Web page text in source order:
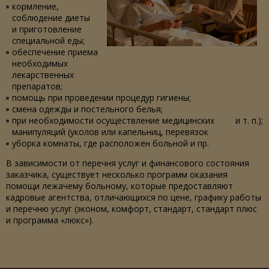
кормление,
соблюдение диеты
и приготовление
специальной еды;
обеспечение приема
необходимых
лекарственных
препаратов;
помощь при проведении процедур гигиены;
смена одежды и постельного белья;
при необходимости осуществление медицинских
манипуляций (уколов или капельниц, перевязок
и т. п.);
уборка комнаты, где расположен больной и пр.
В зависимости от перечня услуг и финансового состояния
заказчика, существует несколько программ оказания
помощи лежачему больному, которые предоставляют
кадровые агентства, отличающихся по цене, графику работы
и перечню услуг (эконом, комфорт, стандарт, стандарт плюс
и программа «люкс»).